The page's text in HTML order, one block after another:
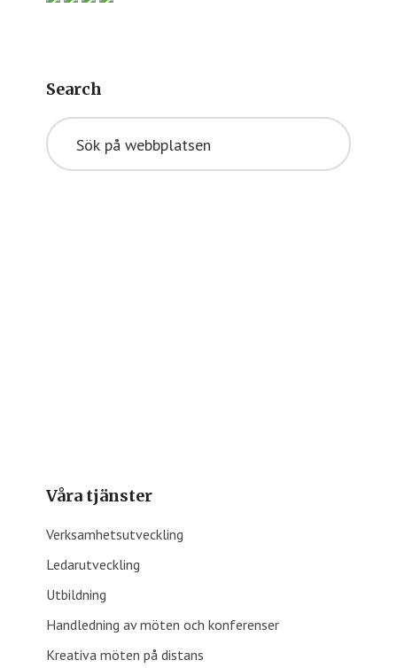
Search
Sök
på
webbplatsen
Våra tjänster
Verksamhetsutveckling
Ledarutveckling
Utbildning
Handledning av möten och konferenser
Kreativa möten på distans